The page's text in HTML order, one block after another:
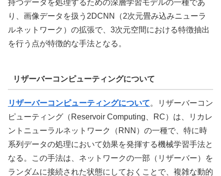
持つデータを処理するための深層学習モデルの一種であ
り、画像データを扱う2DCNN（2次元畳み込みニューラ
ルネットワーク）の拡張で、3次元空間における特徴抽出
を行う点が特徴的な手法となる。
リザーバーコンピューティングについて
リザーバーコンピューティングについて。リザーバーコン
ピューティング（Reservoir Computing、RC）は、リカレ
ントニューラルネットワーク（RNN）の一種で、特に時
系列データの処理において効果を発揮する機械学習手法と
なる。この手法は、ネットワークの一部（リザーバー）を
ランダムに接続された状態にしておくことで、複雑な動的